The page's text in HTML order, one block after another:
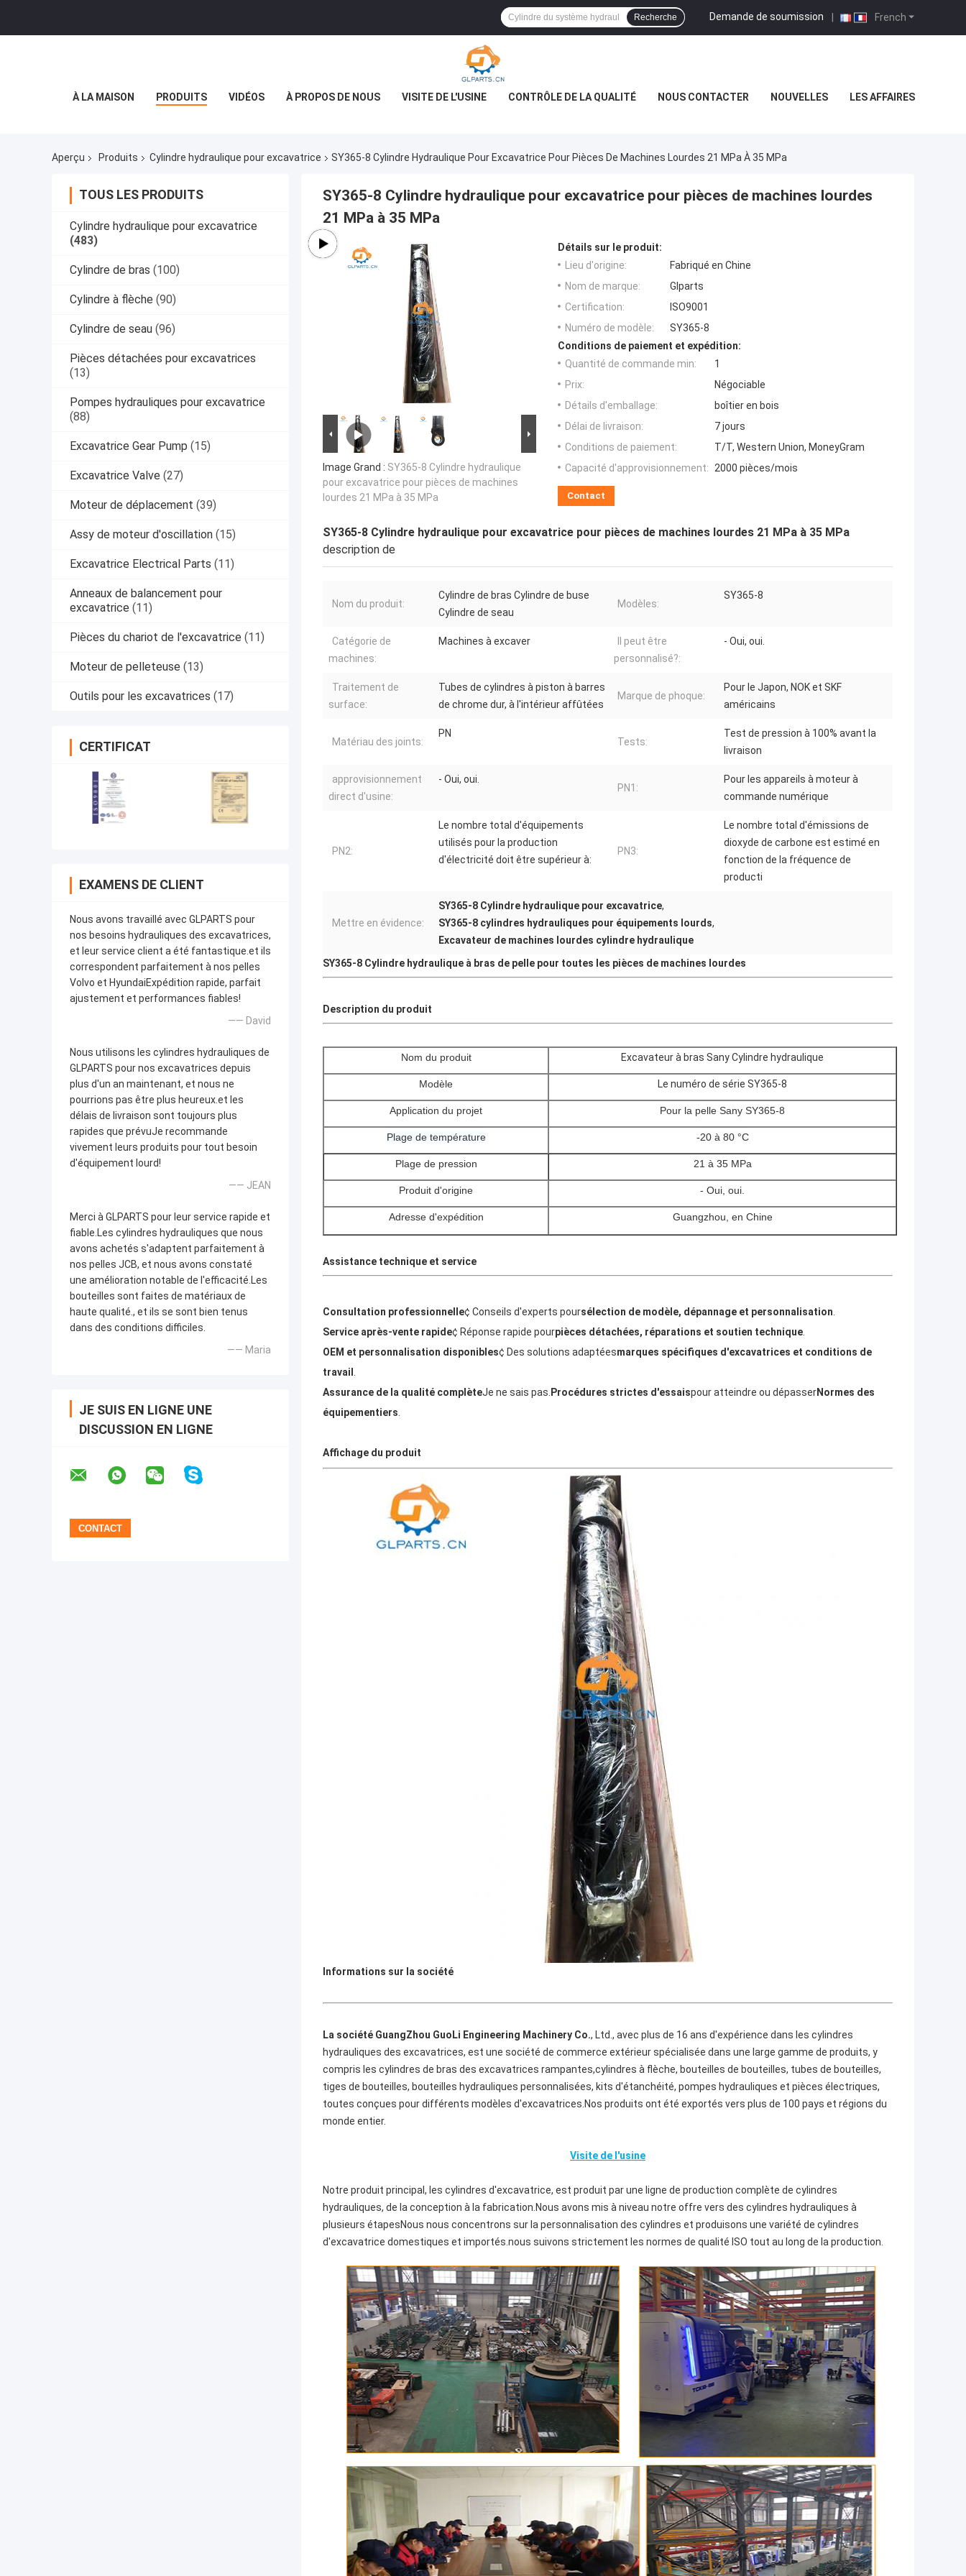
French
Demande de soumission |
Recherche
À LA MAISON PRODUITS VIDÉOS À PROPOS DE NOUS VISITE DE L'USINE CONTRÔLE DE LA QUALITÉ NOUS CONTACTER NOUVELLES LES AFFAIRES
Aperçu Produits Cylindre hydraulique pour excavatrice SY365-8 Cylindre Hydraulique Pour Excavatrice Pour Pièces De Machines Lourdes 21 MPa À 35 MPa
TOUS LES PRODUITS
Cylindre hydraulique pour excavatrice
(483)
Cylindre de bras (100)
Cylindre à flèche (90)
Cylindre de seau (96)
Pièces détachées pour excavatrices
(13)
Pompes hydrauliques pour excavatrice
(88)
Excavatrice Gear Pump (15)
Excavatrice Valve (27)
Moteur de déplacement (39)
Assy de moteur d'oscillation (15)
Excavatrice Electrical Parts (11)
Anneaux de balancement pour
excavatrice (11)
Pièces du chariot de l'excavatrice (11)
Moteur de pelleteuse (13)
Outils pour les excavatrices (17)
CERTIFICAT
EXAMENS DE CLIENT
Nous avons travaillé avec GLPARTS pour
nos besoins hydrauliques des excavatrices,
et leur service client a été fantastique.et ils
correspondent parfaitement à nos pelles
Volvo et HyundaiExpédition rapide, parfait
ajustement et performances fiables!
—— David
Nous utilisons les cylindres hydrauliques de
GLPARTS pour nos excavatrices depuis
plus d'un an maintenant, et nous ne
pourrions pas être plus heureux.et les
délais de livraison sont toujours plus
rapides que prévuJe recommande
vivement leurs produits pour tout besoin
d'équipement lourd!
—— JEAN
Merci à GLPARTS pour leur service rapide et
fiable.Les cylindres hydrauliques que nous
avons achetés s'adaptent parfaitement à
nos pelles JCB, et nous avons constaté
une amélioration notable de l'efficacité.Les
bouteilles sont faites de matériaux de
haute qualité., et ils se sont bien tenus
dans des conditions difficiles.
—— Maria
JE SUIS EN LIGNE UNE
DISCUSSION EN LIGNE
SY365-8 Cylindre hydraulique pour excavatrice pour pièces de machines lourdes
21 MPa à 35 MPa
Image Grand : SY365-8 Cylindre hydraulique
pour excavatrice pour pièces de machines
lourdes 21 MPa à 35 MPa
Détails sur le produit:
Lieu d'origine:
Fabriqué en Chine
Nom de marque:
Glparts
Certification:
ISO9001
Numéro de modèle:
SY365-8
Conditions de paiement et expédition:
Quantité de commande min:
1
Prix:
Négociable
Détails d'emballage:
boîtier en bois
Délai de livraison:
7 jours
Conditions de paiement:
T/T, Western Union, MoneyGram
Capacité d'approvisionnement: 2000 pièces/mois
Contact
SY365-8 Cylindre hydraulique pour excavatrice pour pièces de machines lourdes 21 MPa à 35 MPa
description de
Nom du produit:
Cylindre de bras Cylindre de buse
Cylindre de seau
Modèles:
SY365-8
Catégorie de
machines:
Machines à excaver
Il peut être
personnalisé?:
- Oui, oui.
Traitement de
surface:
Tubes de cylindres à piston à barres
de chrome dur, à l'intérieur affûtées
Marque de phoque:
Pour le Japon, NOK et SKF
américains
Matériau des joints:
PN
Tests:
Test de pression à 100% avant la
livraison
approvisionnement
direct d'usine:
- Oui, oui.
PN1:
Pour les appareils à moteur à
commande numérique
PN2:
Le nombre total d'équipements
utilisés pour la production
d'électricité doit être supérieur à:
PN3:
Le nombre total d'émissions de
dioxyde de carbone est estimé en
fonction de la fréquence de
producti
Mettre en évidence:
SY365-8 Cylindre hydraulique pour excavatrice,
SY365-8 cylindres hydrauliques pour équipements lourds,
Excavateur de machines lourdes cylindre hydraulique
SY365-8 Cylindre hydraulique à bras de pelle pour toutes les pièces de machines lourdes
Description du produit
Nom du produit Excavateur à bras Sany Cylindre hydraulique
Modèle Le numéro de série SY365-8
Application du projet Pour la pelle Sany SY365-8
Plage de température -20 à 80 °C
Plage de pression 21 à 35 MPa
Produit d'origine - Oui, oui.
Adresse d'expédition Guangzhou, en Chine
Assistance technique et service
Consultation professionnelle¢ Conseils d'experts poursélection de modèle, dépannage et personnalisation.
Service après-vente rapide¢ Réponse rapide pourpièces détachées, réparations et soutien technique.
OEM et personnalisation disponibles¢ Des solutions adaptéesmarques spécifiques d'excavatrices et conditions de
travail .
Assurance de la qualité complèteJe ne sais pas. Procédures strictes d'essaispour atteindre ou dépasserNormes des
équipementiers.
Affichage du produit
Informations sur la société
La société GuangZhou GuoLi Engineering Machinery Co., Ltd., avec plus de 16 ans d'expérience dans les cylindres
hydrauliques des excavatrices, est une société de commerce extérieur spécialisée dans une large gamme de produits, y
compris les cylindres de bras des excavatrices rampantes,cylindres à flèche, bouteilles de bouteilles, tubes de bouteilles,
tiges de bouteilles, bouteilles hydrauliques personnalisées, kits d'étanchéité, pompes hydrauliques et pièces électriques,
toutes conçues pour différents modèles d'excavatrices.Nos produits ont été exportés vers plus de 100 pays et régions du
monde entier.
Visite de l'usine
Notre produit principal, les cylindres d'excavatrice, est produit par une ligne de production complète de cylindres
hydrauliques, de la conception à la fabrication.Nous avons mis à niveau notre offre vers des cylindres hydrauliques à
plusieurs étapesNous nous concentrons sur la personnalisation des cylindres et produisons une variété de cylindres
d'excavatrice domestiques et importés.nous suivons strictement les normes de qualité ISO tout au long de la production.